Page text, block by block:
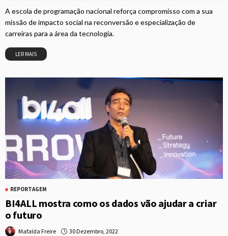
A escola de programação nacional reforça compromisso com a sua
missão de impacto social na reconversão e especialização de
carreiras para a área da tecnologia.
LER MAIS
REPORTAGEM
BI4ALL mostra como os dados vão ajudar a criar
o futuro
Mafalda Freire 30 Dezembro, 2022